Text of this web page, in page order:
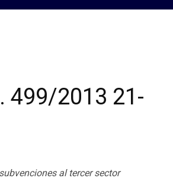
499/2013 21-
al tercer sector